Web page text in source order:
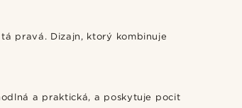
pravá. Dizajn, ktorý kombinuje
a praktická, a poskytuje pocit